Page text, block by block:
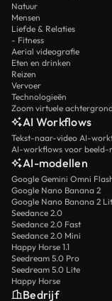
Natuur
Mensen
Liefde & Relaties
- Fitness
Aerial videografie
Eten en drinken
Reizen
Vervoer
Technologieën
Zoom virtuele
AI Workflows
Tekst-naar-video AI-
AI-workflows voor
AI-modellen
Google Gemini Omni
Google Nano Banana 2
Google Nano Banana 2
Seedance 2.0
Seedance 2.0 Fast
Seedance 2.0 Mini
Happy Horse 1.1
Seedream 5.0 Pro
Seedream 5.0 Lite
Happy Horse
Bedrijf